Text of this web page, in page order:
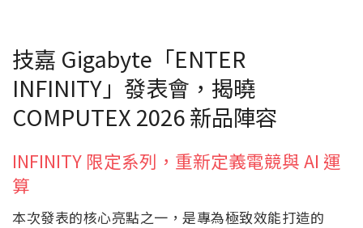
技嘉 Gigabyte「ENTER
INFINITY」發表會，揭曉
COMPUTEX 2026 新品陣容
INFINITY 限定系列，重新定義電競與 AI 運
算
本次發表的核心亮點之一，是專為極致效能打造的